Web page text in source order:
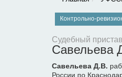
Контрольно-
Судебный пристав
Савельева
Савельева Д.В.
России по